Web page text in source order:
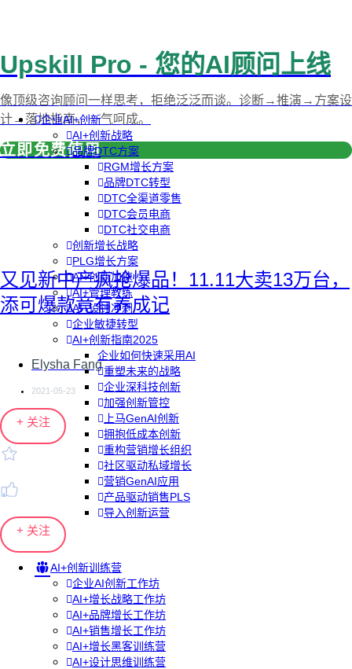
企业AI+创新
AI+创新战略
品牌DTC方案
RGM增长方案
品牌DTC转型
DTC全渠道零售
DTC会员电商
DTC社交电商
创新增长战略
PLG增长方案
AI+创新加速
AI+管理教练
AI+设计冲刺
企业敏捷转型
AI+创新指南2025
企业如何快速采用AI
重塑未来的战略
企业深科技创新
加强创新管控
上马GenAI创新
拥抱低成本创新
重构营销增长组织
社区驱动私域增长
营销GenAI应用
产品驱动销售PLS
导入创新运营
AI+创新训练营
企业AI创新工作坊
AI+增长战略工作坊
AI+品牌增长工作坊
AI+销售增长工作坊
AI+增长黑客训练营
AI+设计思维训练营
Upskill Pro - 您的AI顾问上线
像顶级咨询顾问一样思考，拒绝泛泛而谈。诊断→推演→方案设
计→落地指南，一气呵成。
立即免费使用
又见新中产疯抢爆品！11.11大卖13万台，
添可爆款竟有养成记
Elysha Fang
2021-05-23
+ 关注
+ 关注